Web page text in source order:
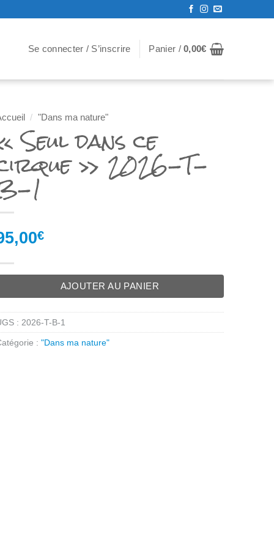
Se connecter / S’inscrire Panier /0,00€
/ "Dans ma nature"
Seul dans ce
» 2026-T-
1
€
AJOUTER AU PANIER
: 2026-T-B-1
: "Dans ma nature"